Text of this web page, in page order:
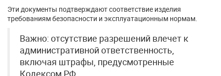
Эти документы подтверждают соответствие изделия
требованиям безопасности и эксплуатационным нормам.
Важно: отсутствие разрешений влечет к
административной ответственность,
включая штрафы, предусмотренные